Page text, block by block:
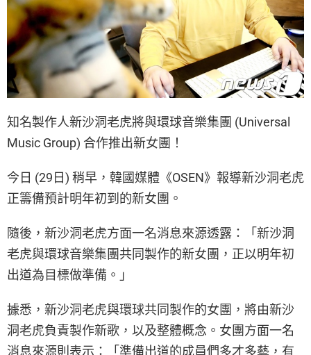
知名製作人新沙洞老虎將與環球音樂集團 (Universal
Music Group) 合作推出新女團！
今日 (29日) 稍早，韓國媒體《OSEN》報導新沙洞老虎
正籌備預計明年初到的新女團。
隨後，新沙洞老虎方面一名消息來源透露：「新沙洞
老虎與環球音樂集團共同製作的新女團，正以明年初
出道為目標做準備。」
據悉，新沙洞老虎與環球共同製作的女團，將由新沙
洞老虎負責製作新歌，以及整體概念。女團方面一名
消息來源則表示：「準備出道的成員們多才多藝，有